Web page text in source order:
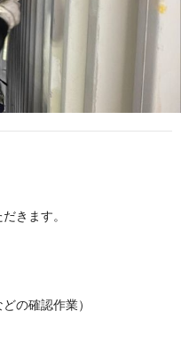
きます。
の確認作業）